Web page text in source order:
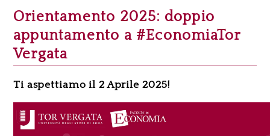
Orientamento 2025: doppio
appuntamento a #EconomiaTor
Vergata
Ti aspettiamo il 2 Aprile 2025!